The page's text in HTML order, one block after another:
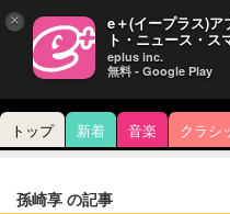
トップ 新着 音楽 クラシ
孫崎享 の記事
× e＋(イープラス)ア
ト・ニュース・ス
eplus inc.
無料 - Google Play